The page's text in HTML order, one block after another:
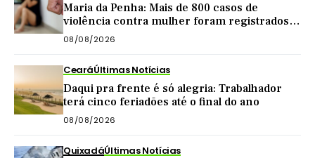
Maria da Penha: Mais de 800 casos de
violência contra mulher foram registrados
no Sertão Central este ano
08/08/2026
CearáÚltimas Notícias
Daqui pra frente é só alegria: Trabalhador
terá cinco feriadões até o final do ano
08/08/2026
QuixadáÚltimas Notícias